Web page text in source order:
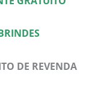
DE REVENDA